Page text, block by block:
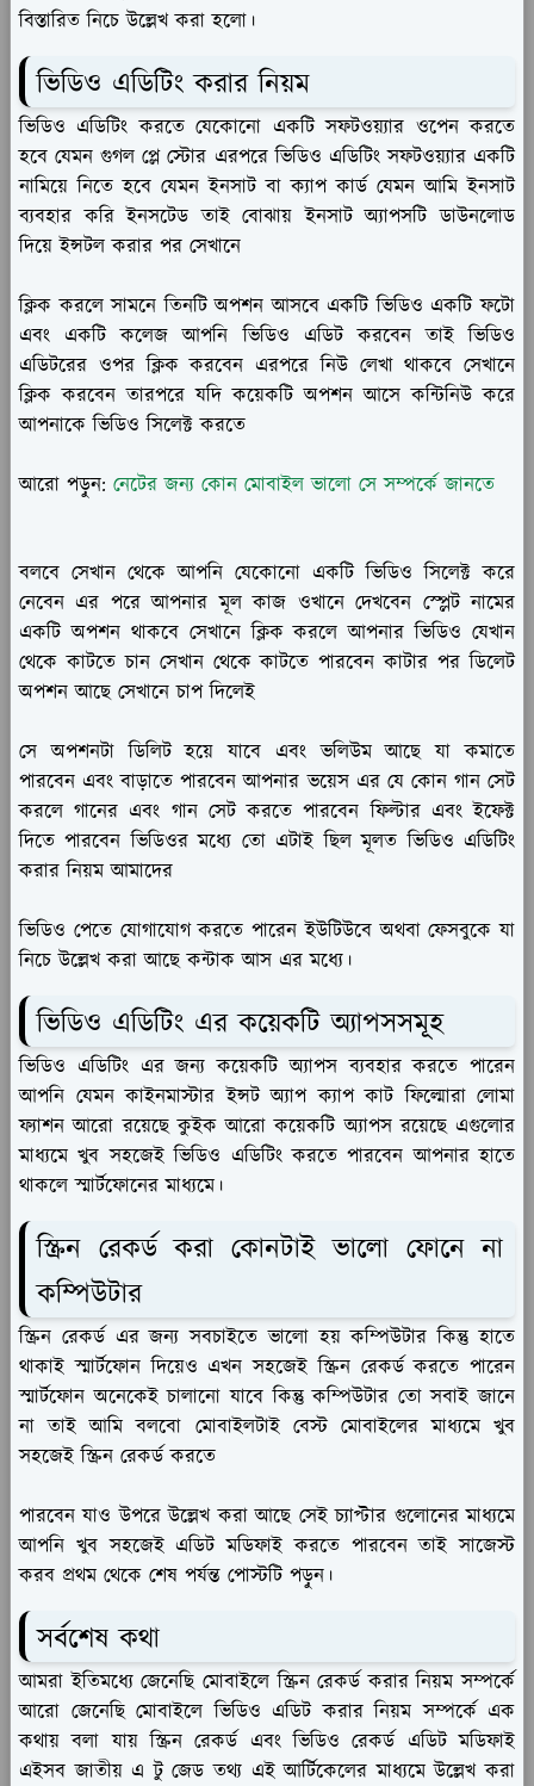
বিস্তারিত নিচে উল্লেখ করা হলো।
ভিডিও এডিটিং করার নিয়ম
ভিডিও এডিটিং করতে যেকোনো একটি সফটওয়্যার ওপেন করতে
হবে যেমন গুগল প্লে স্টোর এরপরে ভিডিও এডিটিং সফটওয়্যার একটি
নামিয়ে নিতে হবে যেমন ইনসাট বা ক্যাপ কার্ড যেমন আমি ইনসাট
ব্যবহার করি ইনসটেড তাই বোঝায় ইনসাট অ্যাপসটি ডাউনলোড
দিয়ে ইন্সটল করার পর সেখানে
ক্লিক করলে সামনে তিনটি অপশন আসবে একটি ভিডিও একটি ফটো
এবং একটি কলেজ আপনি ভিডিও এডিট করবেন তাই ভিডিও
এডিটরের ওপর ক্লিক করবেন এরপরে নিউ লেখা থাকবে সেখানে
ক্লিক করবেন তারপরে যদি কয়েকটি অপশন আসে কন্টিনিউ করে
আপনাকে ভিডিও সিলেক্ট করতে
আরো পড়ুন: নেটের জন্য কোন মোবাইল ভালো সে সম্পর্কে জানতে
বলবে সেখান থেকে আপনি যেকোনো একটি ভিডিও সিলেক্ট করে
নেবেন এর পরে আপনার মূল কাজ ওখানে দেখবেন স্প্লেট নামের
একটি অপশন থাকবে সেখানে ক্লিক করলে আপনার ভিডিও যেখান
থেকে কাটতে চান সেখান থেকে কাটতে পারবেন কাটার পর ডিলেট
অপশন আছে সেখানে চাপ দিলেই
সে অপশনটা ডিলিট হয়ে যাবে এবং ভলিউম আছে যা কমাতে
পারবেন এবং বাড়াতে পারবেন আপনার ভয়েস এর যে কোন গান সেট
করলে গানের এবং গান সেট করতে পারবেন ফিল্টার এবং ইফেক্ট
দিতে পারবেন ভিডিওর মধ্যে তো এটাই ছিল মূলত ভিডিও এডিটিং
করার নিয়ম আমাদের
ভিডিও পেতে যোগাযোগ করতে পারেন ইউটিউবে অথবা ফেসবুকে যা
নিচে উল্লেখ করা আছে কন্টাক আস এর মধ্যে।
ভিডিও এডিটিং এর কয়েকটি অ্যাপসসমূহ
ভিডিও এডিটিং এর জন্য কয়েকটি অ্যাপস ব্যবহার করতে পারেন
আপনি যেমন কাইনমাস্টার ইন্সট অ্যাপ ক্যাপ কাট ফিল্মোরা লোমা
ফ্যাশন আরো রয়েছে কুইক আরো কয়েকটি অ্যাপস রয়েছে এগুলোর
মাধ্যমে খুব সহজেই ভিডিও এডিটিং করতে পারবেন আপনার হাতে
থাকলে স্মার্টফোনের মাধ্যমে।
স্ক্রিন রেকর্ড করা কোনটাই ভালো ফোনে না
কম্পিউটার
স্ক্রিন রেকর্ড এর জন্য সবচাইতে ভালো হয় কম্পিউটার কিন্তু হাতে
থাকাই স্মার্টফোন দিয়েও এখন সহজেই স্ক্রিন রেকর্ড করতে পারেন
স্মার্টফোন অনেকেই চালানো যাবে কিন্তু কম্পিউটার তো সবাই জানে
না তাই আমি বলবো মোবাইলটাই বেস্ট মোবাইলের মাধ্যমে খুব
সহজেই স্ক্রিন রেকর্ড করতে
পারবেন যাও উপরে উল্লেখ করা আছে সেই চ্যাপ্টার গুলোনের মাধ্যমে
আপনি খুব সহজেই এডিট মডিফাই করতে পারবেন তাই সাজেস্ট
করব প্রথম থেকে শেষ পর্যন্ত পোস্টটি পড়ুন।
সর্বশেষ কথা
আমরা ইতিমধ্যে জেনেছি মোবাইলে স্ক্রিন রেকর্ড করার নিয়ম সম্পর্কে
আরো জেনেছি মোবাইলে ভিডিও এডিট করার নিয়ম সম্পর্কে এক
কথায় বলা যায় স্ক্রিন রেকর্ড এবং ভিডিও রেকর্ড এডিট মডিফাই
এইসব জাতীয় এ টু জেড তথ্য এই আর্টিকেলের মাধ্যমে উল্লেখ করা